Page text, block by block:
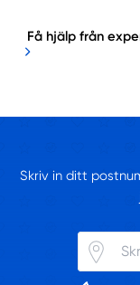
Få hjälp från
Skriv in ditt